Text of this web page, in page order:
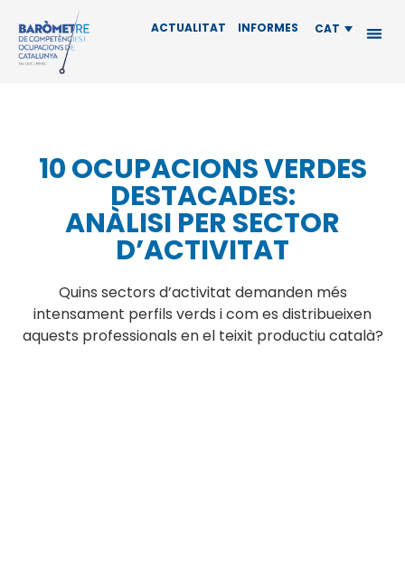
CAT
ACTUALITAT INFORMES
10 OCUPACIONS VERDES
DESTACADES:
ANÀLISI PER SECTOR
D’ACTIVITAT
Quins sectors d’activitat demanden més
intensament perfils verds i com es distribueixen
aquests professionals en el teixit productiu català?